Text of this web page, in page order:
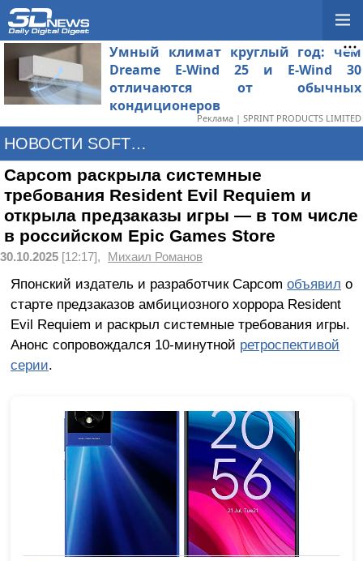
Умный климат круглый год: чем
Dreame E-Wind 25 и E-Wind 30
отличаются от обычных
кондиционеров
Реклама | SPRINT PRODUCTS LIMITED
НОВОСТИ SOFTWARE
Capcom раскрыла системные
требования Resident Evil Requiem и
открыла предзаказы игры — в том числе
в российском Epic Games Store
30.10.2025 [12:17], Михаил Романов
Японский издатель и разработчик Capcom объявил о
старте предзаказов амбициозного хоррора Resident
Evil Requiem и раскрыл системные требования игры.
Анонс сопровождался 10-минутной ретроспективой
серии.